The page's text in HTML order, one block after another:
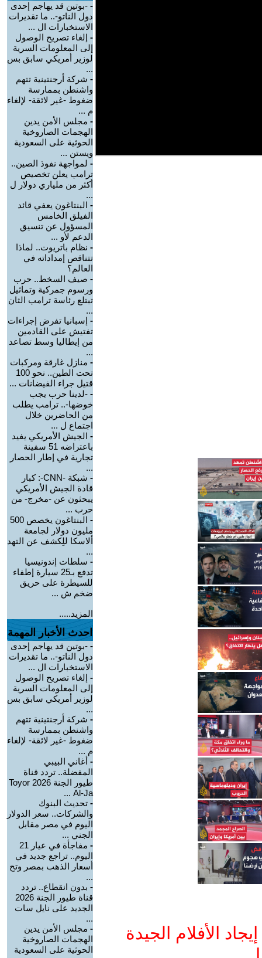
الأفلام الجيدة
- -بوتين قد يهاجم إحدى
دول الناتو-.. ما تقديرات
الاستخبارات ال ...
- إلغاء تصريح الوصول
إلى المعلومات السرية
لوزير أمريكي سابق بس
...
- شركة أرجنتينية تتهم
واشنطن بممارسة
ضغوط -غير لائقة- لإلغاء
م ...
- مجلس الأمن يدين
الهجمات الصاروخية
الحوثية على السعودية
ويستن ...
- لمواجهة نفوذ الصين..
ترامب يعلن تخصيص
أكثر من ملياري دولار ل
...
- البنتاغون يعفي قائد
الفيلق الخامس
المسؤول عن تنسيق
الدعم لأو ...
- نظام باتريوت.. لماذا
تتناقص إمداداته في
العالم؟
- صيف السخط.. حرب
ورسوم جمركية وتماثيل
تبتلع رئاسة ترامب الثان
...
- إسبانيا تفرض إجراءات
تفتيش على القادمين
من إيطاليا وسط تصاعد
...
- منازل غارقة ومركبات
تحت الطين.. نحو 100
قتيل جراء الفيضانات ...
- -لدينا حرب يجب
خوضها-.. ترامب يطلب
من الحاضرين خلال
اجتماع ل ...
- الجيش الأمريكي يفيد
باعتراضه 51 سفينة
تجارية في إطار الحصار
...
-
شبكة -CNN-: كبار
قادة الجيش الأمريكي
يبحثون عن -مخرج- من
حرب ...
-
البنتاغون يخصص 500
مليون دولار لجامعة
ألاسكا للِكشف عن التهد
...
- سلطات إندونيسيا
تدفع بـ25 سيارة إطفاء
للسيطرة على حريق
ضخم ش ...
المزيد.....
احدث الأخبار المهمة
- -بوتين قد يهاجم إحدى
دول الناتو-.. ما تقديرات
الاستخبارات ال ...
- إلغاء تصريح الوصول
إلى المعلومات السرية
لوزير أمريكي سابق بس
...
- شركة أرجنتينية تتهم
واشنطن بممارسة
ضغوط -غير لائقة- لإلغاء
م ...
- أغاني البيبي
المفضلة.. تردد قناة
طيور الجنة 2026 Toyor
Al-Ja ...
- تحديث البنوك
والشركات.. سعر الدولار
اليوم في مصر مقابل
الجني ...
-
مفاجأة في عيار 21
اليوم.. تراجع جديد في
أسعار الذهب بمصر وتح
...
- بدون انقطاع.. تردد
قناة طيور الجنة 2026
الجديد على نايل سات
...
- مجلس الأمن يدين
الهجمات الصاروخية
الحوثية على السعودية